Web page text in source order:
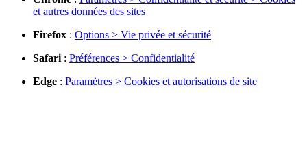
et autres données des sites
Firefox : Options > Vie privée et sécurité
Safari : Préférences > Confidentialité
Edge : Paramètres > Cookies et autorisations de site